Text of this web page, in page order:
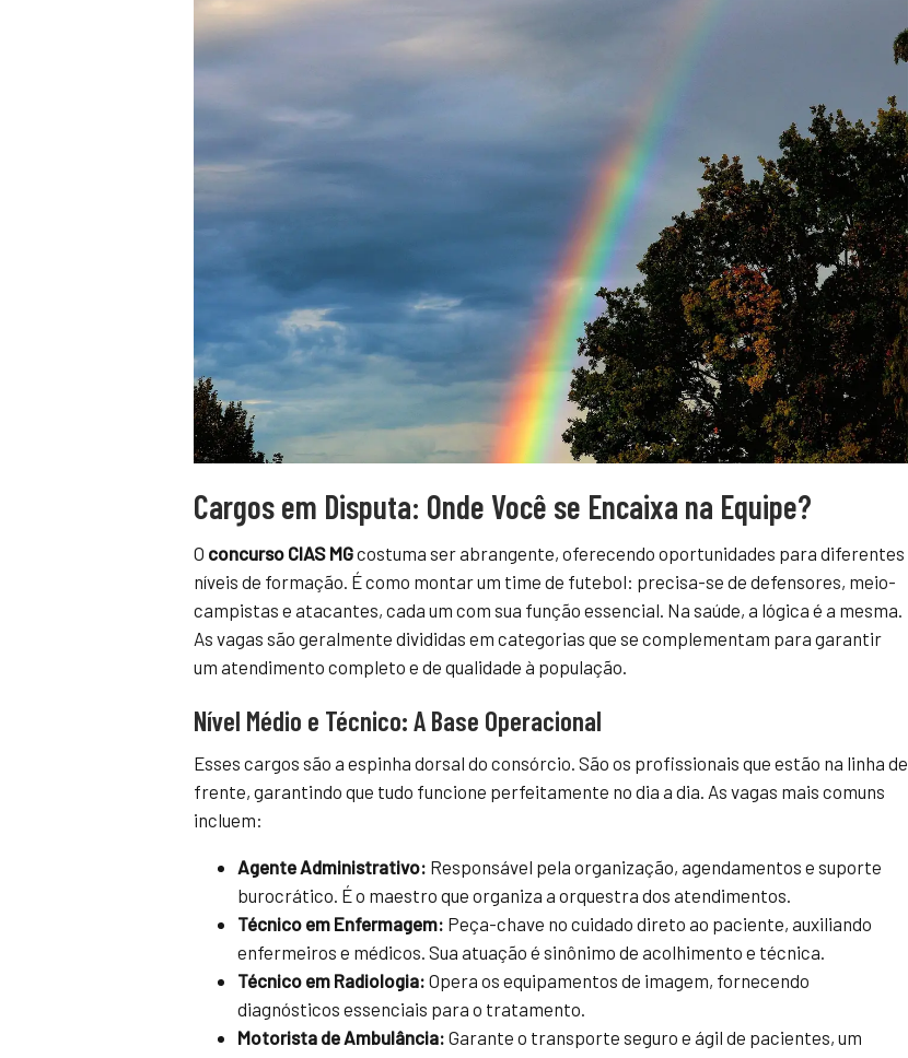
Cargos em Disputa: Onde Você se Encaixa na Equipe?
O concurso CIAS MGcostuma ser abrangente, oferecendo oportunidades para diferentes
níveis de formação. É como montar um time de futebol: precisa-se de defensores, meio-
campistas e atacantes, cada um com sua função essencial. Na saúde, a lógica é a mesma.
As vagas são geralmente divididas em categorias que se complementam para garantir
um atendimento completo e de qualidade à população.
Nível Médio e Técnico: A Base Operacional
Esses cargos são a espinha dorsal do consórcio. São os profissionais que estão na linha de
frente, garantindo que tudo funcione perfeitamente no dia a dia. As vagas mais comuns
incluem:
Agente Administrativo: Responsável pela organização, agendamentos e suporte
burocrático. É o maestro que organiza a orquestra dos atendimentos.
Técnico em Enfermagem: Peça-chave no cuidado direto ao paciente, auxiliando
enfermeiros e médicos. Sua atuação é sinônimo de acolhimento e técnica.
Técnico em Radiologia: Opera os equipamentos de imagem, fornecendo
diagnósticos essenciais para o tratamento.
Motorista de Ambulância: Garante o transporte seguro e ágil de pacientes, um